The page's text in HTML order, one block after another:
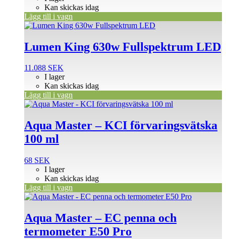
Kan skickas idag
Lägg till i vagn
Lumen King 630w Fullspektrum LED
11.088 SEK
I lager
Kan skickas idag
Lägg till i vagn
Aqua Master – KCI förvaringsvätska
100 ml
68 SEK
I lager
Kan skickas idag
Lägg till i vagn
Aqua Master – EC penna och
termometer E50 Pro